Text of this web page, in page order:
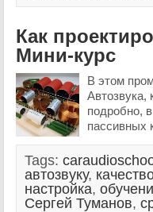
Как
Мини-курс
В этом
Автозвука,
подробно,
пассивных
Tags:
автозвуку,
настройка,
Сергей Туманов,